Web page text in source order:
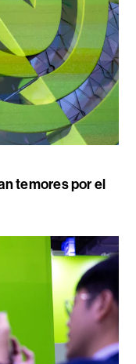
temores por el